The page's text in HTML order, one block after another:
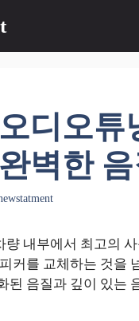
디오튜
벽한
량 내부에서 최고의
커를 교체하는 것을
된 음질과 깊이 있는